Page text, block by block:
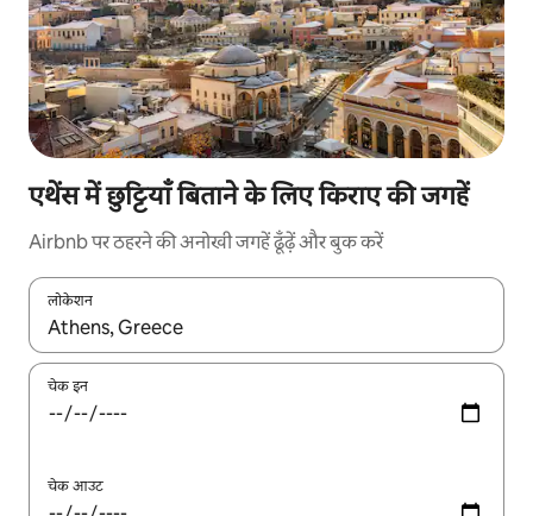
एथेंस में छुट्टियाँ बिताने के लिए किराए की जगहें
Airbnb पर ठहरने की अनोखी जगहें ढूँढ़ें और बुक करें
लोकेशन
नतीजों के उपलब्ध होने पर, अप और डाउन 'ऐरो की' का इस्तेमाल करके नेविगेट
चेक इन
चेक आउट